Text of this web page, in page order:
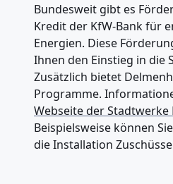
Bundesweit gibt es
Kredit der KfW-Bank für
Energien. Diese
Ihnen den Einstieg in die
Zusätzlich bietet
Programme.
Webseite der
Beispielsweise können
die Installation